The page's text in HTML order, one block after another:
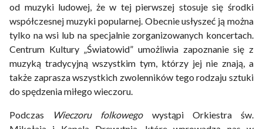
od muzyki ludowej, że w tej pierwszej stosuje się środki
współczesnej muzyki popularnej. Obecnie usłyszeć ją można
tylko na wsi lub na specjalnie zorganizowanych koncertach.
Centrum Kultury „Światowid” umożliwia zapoznanie się z
muzyką tradycyjną wszystkim tym, którzy jej nie znają, a
także zaprasza wszystkich zwolenników tego rodzaju sztuki
do spędzenia miłego wieczoru.
Podczas Wieczoru folkowegowystąpi Orkiestra św.